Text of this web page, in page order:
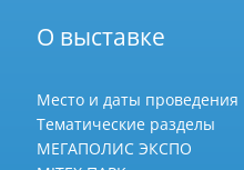
О выставке
Место и даты проведения
Тематические разделы
МЕГАПОЛИС ЭКСПО